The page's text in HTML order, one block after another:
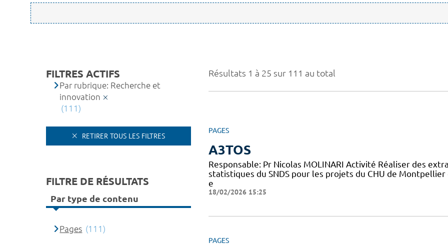
Résultats 1 à 25 sur 111 au total
PAGES
A3TOS
Responsable: Pr Nicolas MOLINARI Activité Réaliser des
statistiques du SNDS pour les projets du CHU de
e
18/02/2026 15:25
PAGES
FILTRES ACTIFS
Par rubrique: Recherche et
innovation
(111)
RETIRER TOUS LES FILTRES
FILTRE DE RÉSULTATS
Par type de contenu
Pages (111)